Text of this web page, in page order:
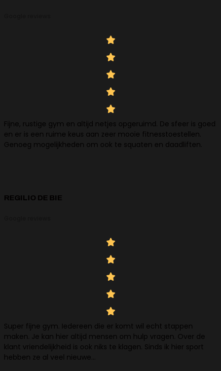
Fijne, rustige gym en altijd netjes opgeruimd. De sfeer is goed
en er is een ruime keus aan zeer mooie fitnesstoestellen.
Genoeg mogelijkheden om ook te squaten en daadliften.
REGILIO DE BIE
Super fijne gym. Iedereen die er komt wil echt stappen
maken. Je kan hier altijd mensen om hulp vragen. Over de
klant vriendelijkheid is ook niks te klagen. Sinds ik hier sport
hebben ze al veel nieuwe…